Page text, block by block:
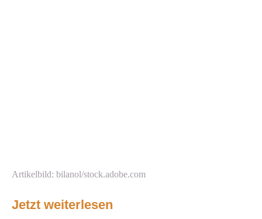
Artikelbild: bilanol/stock.adobe.com
Jetzt weiterlesen